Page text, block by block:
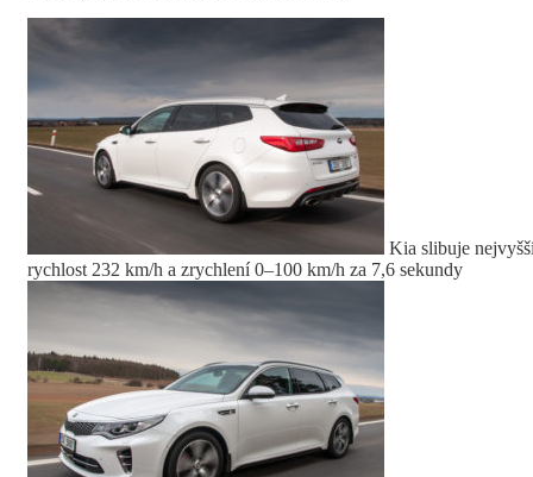
Kia slibuje
rychlost 232 km/h a zrychlení 0–100 km/h za 7,6 sekundy